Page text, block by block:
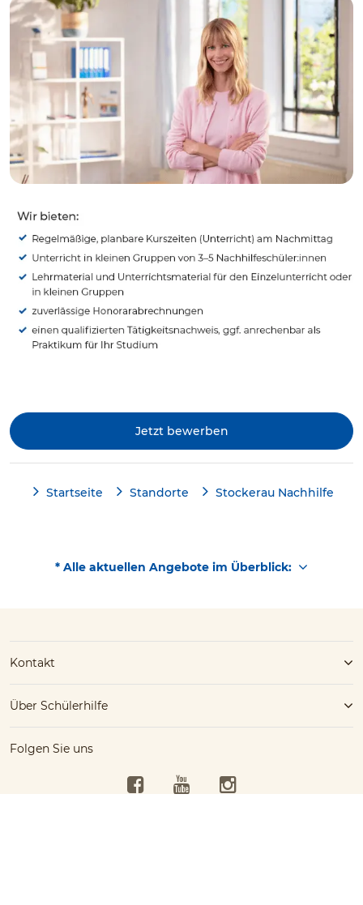
Jetzt bewerben
Startseite Standorte Stockerau Nachhilfe
* Alle aktuellen Angebote im Überblick:
Kontakt
Über Schülerhilfe
Folgen Sie uns
FacebookYouTubeInstagram